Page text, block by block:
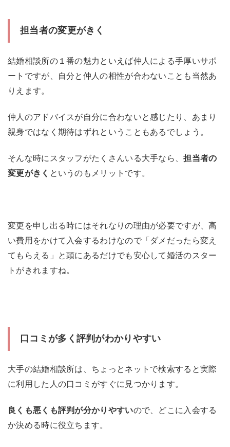
担当者の変更がきく
結婚相談所の１番の魅力といえば仲人による手厚いサポ
ートですが、自分と仲人の相性が合わないことも当然あ
りえます。
仲人のアドバイスが自分に合わないと感じたり、あまり
親身ではなく期待はずれということもあるでしょう。
そんな時にスタッフがたくさんいる大手なら、担当者の
変更がきく というのもメリットです。
変更を申し出る時にはそれなりの理由が必要ですが、高
い費用をかけて入会するわけなので「ダメだったら変え
てもらえる」と頭にあるだけでも安心して婚活のスター
トがきれますね。
口コミが多く評判がわかりやすい
大手の結婚相談所は、ちょっとネットで検索すると実際
に利用した人の口コミがすぐに見つかります。
良くも悪くも評判が分かりやすいので、どこに入会する
か決める時に役立ちます。